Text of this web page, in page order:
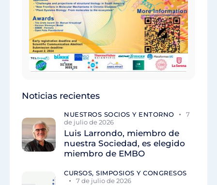
Noticias recientes
NUESTROS SOCIOS Y ENTORNO
7
de julio de 2026
Luis Larrondo, miembro de
nuestra Sociedad, es elegido
miembro de EMBO
CURSOS, SIMPOSIOS Y CONGRESOS
7 de julio de 2026